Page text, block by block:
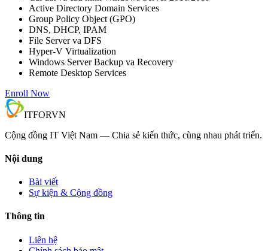
Active Directory Domain Services
Group Policy Object (GPO)
DNS, DHCP, IPAM
File Server va DFS
Hyper-V Virtualization
Windows Server Backup va Recovery
Remote Desktop Services
Enroll Now
ITFORVN
Cộng đồng IT Việt Nam — Chia sẻ kiến thức, cùng nhau phát triển.
Nội dung
Bài viết
Sự kiện & Cộng đồng
Thông tin
Liên hệ